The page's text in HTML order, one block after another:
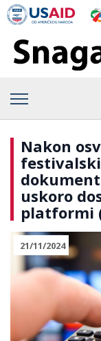
Nakon
uskoro
platformi
21/11/2024